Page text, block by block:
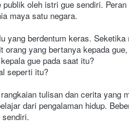
oleh istri gue sendiri.
maya satu negara.
yang berdentum keras.
yang bertanya kepada
gue pada saat itu?
seperti itu?
tulisan dan cerita yang
dari pengalaman hidup.